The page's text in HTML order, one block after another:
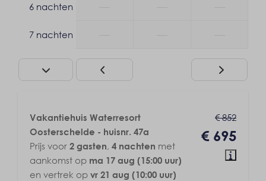
Airconditioning
6 nachten
7 nachten
€ 852
€ 695
Vakantiehuis Waterresort
Oosterschelde - huisnr. 47a
Prijs voor 2 gasten, 4 nachten met
aankomst op ma 17 aug (15:00 uur)
en vertrek op vr 21 aug (10:00 uur)